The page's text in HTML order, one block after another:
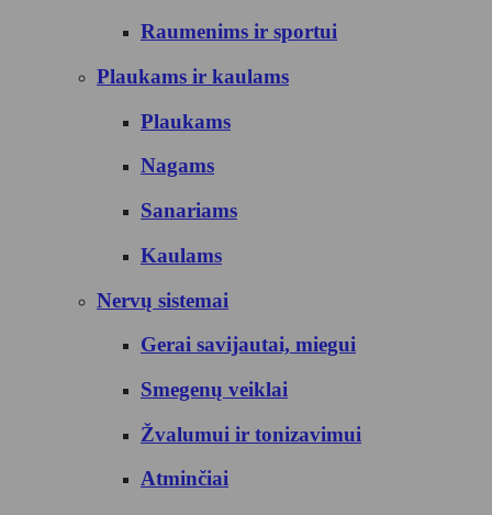
Raumenims ir sportui
Plaukams ir kaulams
Plaukams
Nagams
Sanariams
Kaulams
Nervų sistemai
Gerai savijautai, miegui
Smegenų veiklai
Žvalumui ir tonizavimui
Atminčiai